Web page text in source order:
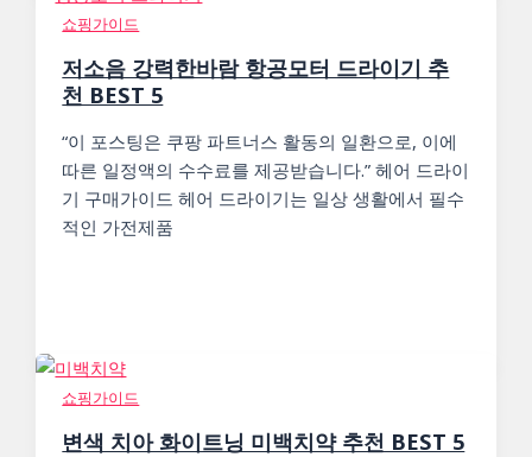
쇼핑가이드
저소음 강력한바람 항공모터 드라이기 추
천 BEST 5
“이 포스팅은 쿠팡 파트너스 활동의 일환으로, 이에
따른 일정액의 수수료를 제공받습니다.” 헤어 드라이
기 구매가이드 헤어 드라이기는 일상 생활에서 필수
적인 가전제품
쇼핑가이드
변색 치아 화이트닝 미백치약 추천 BEST 5